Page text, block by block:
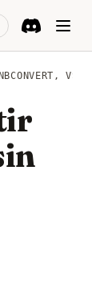
(opens in a